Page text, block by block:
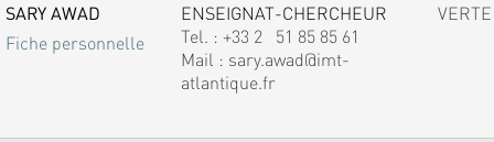
SARY AWAD
Fiche personnelle
ENSEIGNAT-CHERCHEUR
Tel. : +33 2 51 85 85 61
Mail : sary.awad@imt-
atlantique.fr
VERTE